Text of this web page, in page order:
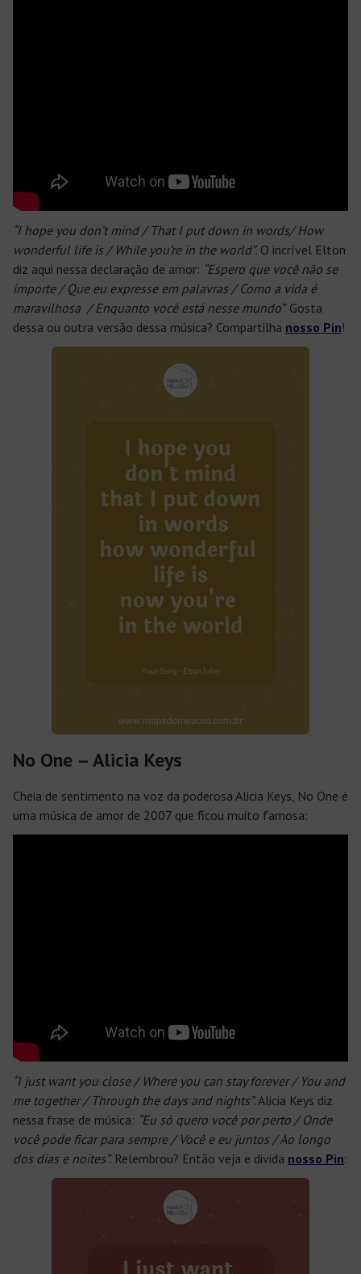
“I hope you don’t mind / That I put down in words/ How
wonderful life is / While you’re in the world”. O incrível Elton
diz aqui nessa declaração de amor: “Espero que você não se
importe / Que eu expresse em palavras / Como a vida é
maravilhosa / Enquanto você está nesse mundo”. Gosta
dessa ou outra versão dessa música? Compartilha nosso Pin!
No One – Alicia Keys
Cheia de sentimento na voz da poderosa Alicia Keys, No One é
uma música de amor de 2007 que ficou muito famosa:
“I just want you close / Where you can stay forever / You and
me together / Through the days and nights”. Alicia Keys diz
nessa frase de música: “Eu só quero você por perto / Onde
você pode ficar para sempre / Você e eu juntos / Ao longo
dos dias e noites”. Relembrou? Então veja e divida nosso Pin: